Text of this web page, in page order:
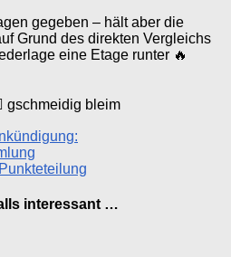
gegeben – hält aber die
Grund des direkten Vergleichs
eine Etage runter 🔥
gschmeidig bleim
Punkteteilung
interessant …